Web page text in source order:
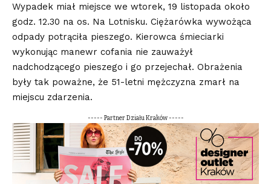
Wypadek miał miejsce we wtorek, 19 listopada około
godz. 12.30 na os. Na Lotnisku. Ciężarówka wywożąca
odpady potrąciła pieszego. Kierowca śmieciarki
wykonując manewr cofania nie zauważył
nadchodzącego pieszego i go przejechał. Obrażenia
były tak poważne, że 51-letni mężczyzna zmarł na
miejscu zdarzenia.
----- Partner Działu Kraków -----